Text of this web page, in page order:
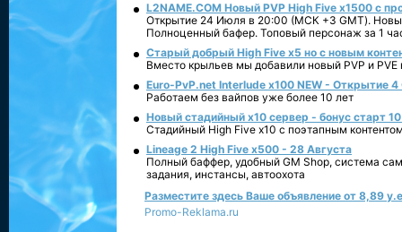
L2NAME.COM Новый PVP High Five x1500 с
Открытие 24 Июля в 20:00 (МСК +3 GMT).
Полноценный бафер. Топовый персонаж за 1
Старый добрый High Five x5 но с новым
Вместо крыльев мы добавили новый PVP и PVE
Euro-PvP.net Interlude х100 NEW - Открытие 4
Работаем без вайпов уже более 10 лет
Новый стадийный х10 сервер - бонус старт
Стадийный High Five x10 с поэтапным
Lineage 2 High Five x500 - 28 Августа
Полный баффер, удобный GM Shop, система
задания, инстансы, автоохота
Разместите здесь Ваше объявление от 8,89
Promo-Reklama.ru